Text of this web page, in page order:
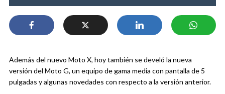
Además del nuevo Moto X, hoy también se develó la nueva
versión del Moto G, un equipo de gama media con pantalla de 5
pulgadas y algunas novedades con respecto a la versión anterior.